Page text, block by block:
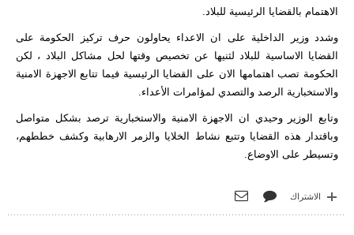
الاهتمام بالقضايا الرئيسية للبلاد.
وشدد وزير الداخلية على ان الاعداء يحاولون حرف تركيز الحكومة على
القضايا الاساسية للبلاد لثنيها عن تخصيص وقتها لحل مشاكل البلاد ، لكن
الحكومة تصب اهتمامها الان على القضايا الرئيسية فيما تتابع الاجهزة الامنية
والاستخبارية الرصد والتصدي لمؤامرات الأعداء.
وتابع الوزير وحيدي ان الاجهزة الامنية والاستخبارية ترصد بشكل متواصل
وباقتدار هذه القضايا وتتبع نشاط الخلايا والزمر الارهابية وكشف خططهم،
وتسيطر على الاوضاع.
الاشتراك